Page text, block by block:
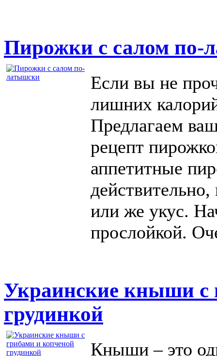
Пирожки с салом по-
Если вы не
лишних
Предлагаем
рецепт
аппетитные
действительно,
или же укус.
прослойкой.
Украинские кныши с
грудинкой
Кныши – это